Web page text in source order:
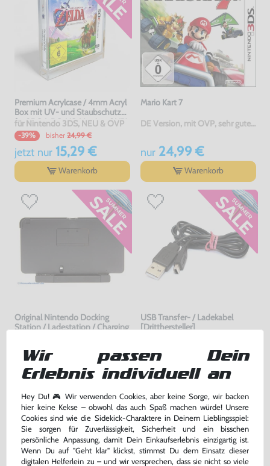
Premium Acrylcase / 4mm Acryl
Box mit UV- und Staubschutz
für 3DS & DS-US-Version OVP's
für Nintendo 3DS, NEU & OVP
-39% bisher 24,99 €
jetzt nur15,29 €
Warenkorb
Mario Kart 7
DE Version, mit OVP, sehr guter Zustand, gebraucht
nur24,99 €
Warenkorb
Original Nintendo Docking
Station / Ladestation / Charging
-60%
jetzt nur 3,60 €
USB Transfer- / Ladekabel
[Dritthersteller]
2,99 €
jetzt nur 0,90 €
DAS HABEN ANDERE DAZU
GEKAUFT
Wir passen Dein
Erlebnis individuell an
Hey Du! 🎮 Wir verwenden Cookies, aber keine Sorge, wir backen
hier keine Kekse – obwohl das auch Spaß machen würde! Unsere
Cookies sind wie die Sidekick-Charaktere in Deinem Lieblingsspiel:
Sie sorgen für Zuverlässigkeit, Sicherheit und ein bisschen
persönliche Anpassung, damit Dein Einkaufserlebnis einzigartig ist.
Wenn Du auf "Geht klar" klickst, stimmst Du dem Einsatz dieser
digitalen Helferlein zu – und wir versprechen, dass sie nicht so viele